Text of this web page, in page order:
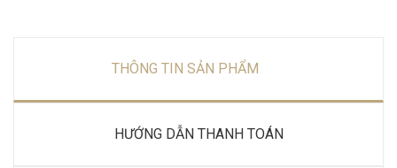
THÔNG TIN SẢN PHẨM
HƯỚNG DẪN THANH TOÁN